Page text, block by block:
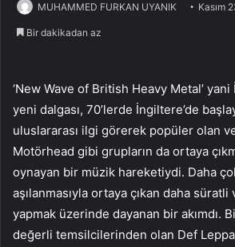
MUHAMMED FURKAN UYANIK Kasım
Bir dakikadan az
‘New Wave of British Heavy Metal’
yeni dalgası, 70’lerde İngiltere’de
uluslararası ilgi görerek popüler olan
Motörhead gibi grupların da ortaya
oynayan bir müzik hareketiydi. Daha
aşılanmasıyla ortaya çıkan daha
yapmak üzerinde dayanan bir akımdı.
değerli temsilcilerinden olan Def